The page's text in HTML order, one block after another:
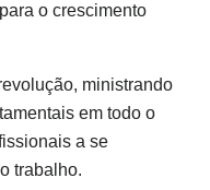
o crescimento
ministrando
em todo o
a se
trabalho.